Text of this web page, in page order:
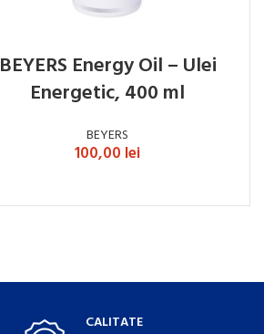
BEYERS Energy Oil – Ulei
Energetic, 400 ml
BEYERS
100,00 lei
CALITATE